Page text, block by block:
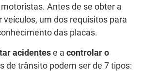
Antes de se obter a
veículos, um dos requisitos para
das placas.
acidentes e a controlar o
de trânsito podem ser de 7 tipos: